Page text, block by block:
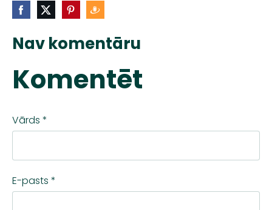
Nav komentāru
Komentēt
Vārds *
E-pasts *